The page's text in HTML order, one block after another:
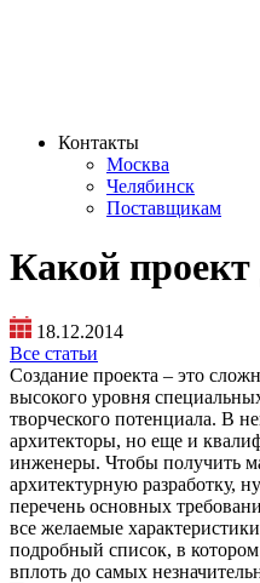
Контакты
Москва
Челябинск
Поставщикам
Какой
18.12.2014
Все статьи
Создание проекта – это
высокого уровня
творческого потенциала. В
архитекторы, но еще и
инженеры. Чтобы получить
архитектурную разработку,
перечень основных
все желаемые
подробный список, в
вплоть до самых